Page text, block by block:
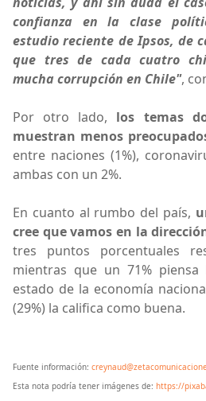
confianza en la clase
estudio reciente de Ipsos, de
que tres de cada cuatro
mucha corrupción en Chile",
Por otro lado, los temas
muestran menos
entre naciones (1%),
ambas con un 2%.
En cuanto al rumbo del país,
cree que vamos en la
tres puntos porcentuales
mientras que un 71%
estado de la economía
(29%) la califica como buena.
Fuente información:
Esta nota podría tener imágenes de: https://